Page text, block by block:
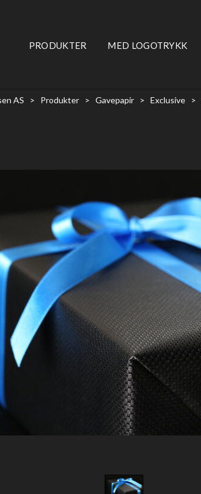
PRODUKTER MED LOGOTRYKK
AS > Produkter > Gavepapir > Exclusive >